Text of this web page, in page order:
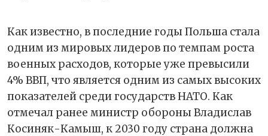
Как известно, в последние годы Польша стала
одним из мировых лидеров по темпам роста
военных расходов, которые уже превысили
4% ВВП, что является одним из самых высоких
показателей среди государств НАТО. Как
отмечал ранее министр обороны Владислав
Косиняк-Камыш, к 2030 году страна должна